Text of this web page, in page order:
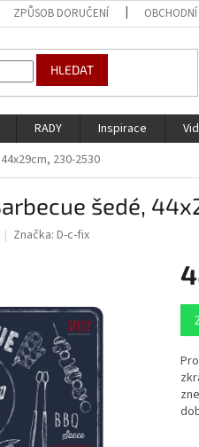
ZPŮSOB DORUČENÍ OBCHODNÍ
HLEDAT
RADY Inspirace
230-2530
šedé,
Značka: D-c-fix